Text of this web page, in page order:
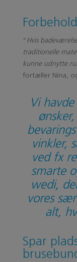
“Hvis
traditionelle
kunne udnytte
fortæller Nina,
Vi
vinkler,
ved fx
smarte
wedi,
vores
alt,
Spar